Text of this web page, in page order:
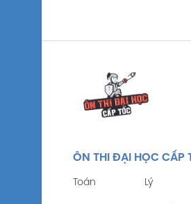
ÔN THI ĐẠI HỌC CẤP
Toán Lý